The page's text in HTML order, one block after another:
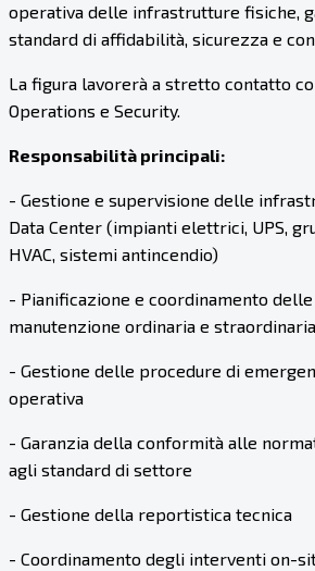
operativa delle infrastrutture fisiche,
standard di affidabilità, sicurezza e
La figura lavorerà a stretto contatto
Operations e Security.
Responsabilità principali:
- Gestione e supervisione delle
Data Center (impianti elettrici, UPS,
HVAC, sistemi antincendio)
- Pianificazione e coordinamento
manutenzione ordinaria e straordinaria
- Gestione delle procedure di
operativa
- Garanzia della conformità alle
agli standard di settore
- Gestione della reportistica tecnica
- Coordinamento degli interventi on-